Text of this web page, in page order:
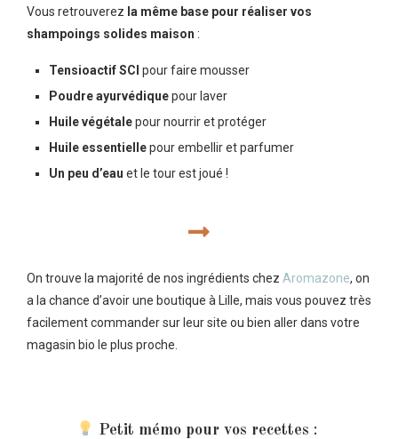
Vous retrouverez la même base pour réaliser vos
shampoings solides maison :
Tensioactif SCI pour faire mousser
Poudre ayurvédiquepour laver
Huile végétalepour nourrir et protéger
Huile essentiellepour embellir et parfumer
Un peu d’eau et le tour est joué !
On trouve la majorité de nos ingrédients chez Aromazone, on
a la chance d’avoir une boutique à Lille, mais vous pouvez très
facilement commander sur leur site ou bien aller dans votre
magasin bio le plus proche.
Petit mémo pour vos recettes :